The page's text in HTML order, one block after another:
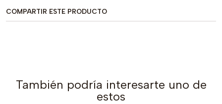
COMPARTIR ESTE PRODUCTO
También podría interesarte uno de
estos